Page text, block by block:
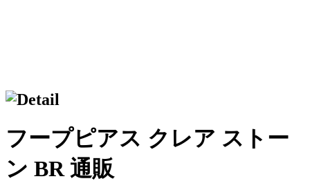
フープピアス クレア ストー
ン BR 通販